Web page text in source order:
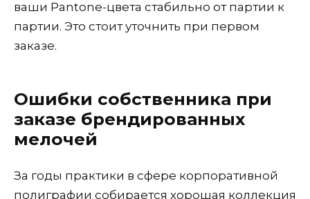
ваши Pantone-цвета стабильно от партии к
партии. Это стоит уточнить при первом
заказе.
Ошибки собственника при
заказе брендированных
мелочей
За годы практики в сфере корпоративной
полиграфии собирается хорошая коллекция